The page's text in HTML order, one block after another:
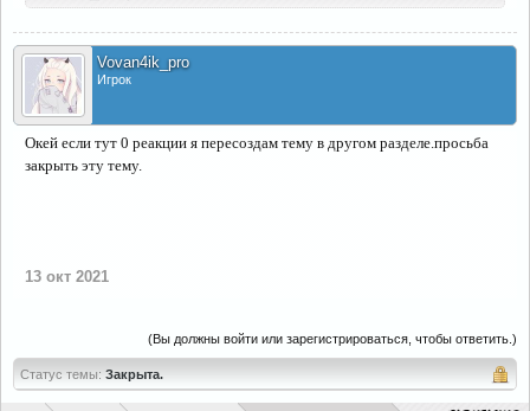
Vovan4ik_pro
Игрок
Окей если тут 0 реакции я пересоздам тему в другом разделе.просьба
закрыть эту тему.
13 окт 2021
(Вы должны войти или зарегистрироваться, чтобы ответить.)
Статус темы: Закрыта.